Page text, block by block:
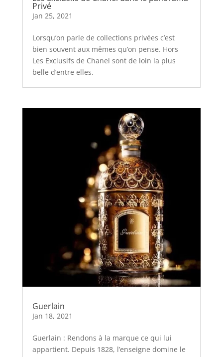
Privé
Jan 25, 2021
Lorsqu’on parle de collections privées c’est
bien souvent aux mêmes qu’on pense. Hors
Les Exclusifs de Chanel sont de loin la plus
belle d’entre elles.
Guerlain
Jan 18, 2021
Guerlain : Rendons à la marque ce qui lui
appartient. Depuis 1828, l’enseigne domine le